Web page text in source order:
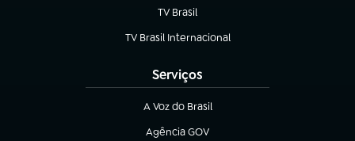
TV Brasil
(abre em nova aba)
TV Brasil Internacional
(abre em nova aba)
Serviços
A Voz do Brasil
(abre em nova aba)
Agência GOV
(abre em nova aba)